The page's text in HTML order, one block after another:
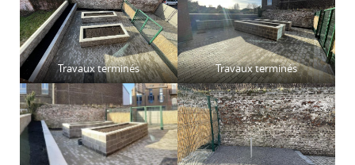
Travaux terminés Travaux terminés